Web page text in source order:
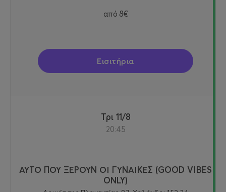
από 8€
Εισιτήρια
Τρι 11/8
20:45
ΑΥΤΟ ΠΟΥ ΞΕΡΟΥΝ ΟΙ ΓΥΝΑΙΚΕΣ (GOOD VIBES
ONLY)